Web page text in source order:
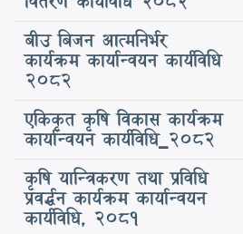
बीउ बिजन आत्मनिर्भर
कार्यक्रम कार्यान्वयन कार्यविधि
2082
एकिकृत कृषि विकास कार्यक्रम
कार्यान्वयन कार्यविधि_2082
कृषि यान्त्रिकरण तथा प्रविधि
प्रवर्द्धन कार्यक्रम कार्यान्वयन
कार्यविधि, 2081